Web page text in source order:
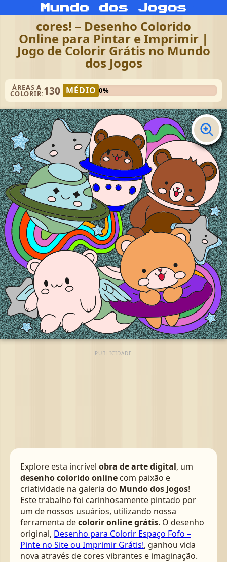
cores! – Desenho Colorido
Online para Pintar e Imprimir |
Jogo de Colorir Grátis no Mundo
dos Jogos
ÁREAS A
COLORIR:130 MÉDIO 0%
PUBLICIDADE
Explore esta incrível obra de arte digital, um
desenho colorido online com paixão e
criatividade na galeria do Mundo dos Jogos!
Este trabalho foi carinhosamente pintado por
um de nossos usuários, utilizando nossa
ferramenta decolorir online grátis. O desenho
original, Desenho para Colorir Espaço Fofo –
Pinte no Site ou Imprimir Grátis!, ganhou vida
nova através de cores vibrantes e imaginação.